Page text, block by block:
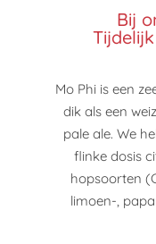
Bij
Mo Phi is een
dik als een
pale ale. We
flinke dosis
hopsoorten
limoen-,